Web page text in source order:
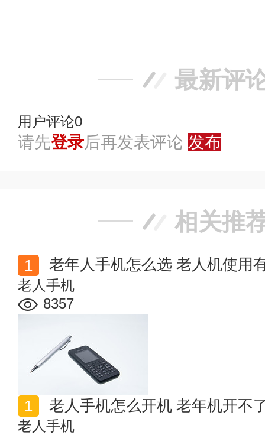
最新评
用户评论0
请先登录后再发表评论 发布
相关推
老年人手机怎么选 老人机使用
老人手机
8357
老人手机怎么开机 老年机开不
老人手机